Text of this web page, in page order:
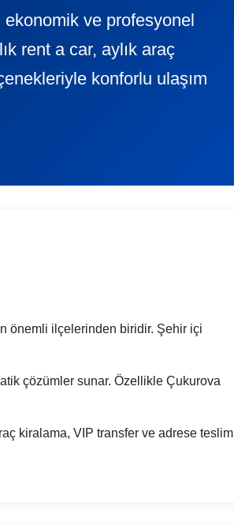
ve profesyonel
rent a car, aylık araç
konforlu ulaşım
önemli ilçelerinden biridir. Şehir içi
çözümler sunar. Özellikle Çukurova
kiralama, VIP transfer ve adrese teslim